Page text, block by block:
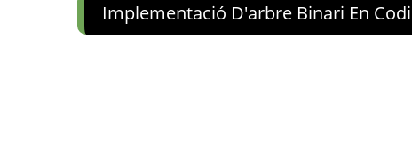
Implementació D'arbre Binari En